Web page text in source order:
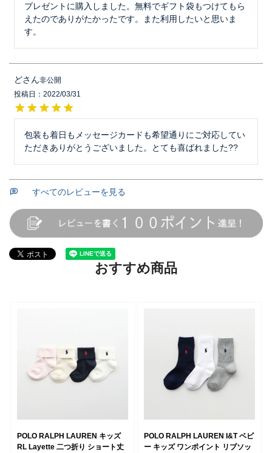
プレゼントに購入しました。無料でギフト袋もつけてもら
えたのでありがたかったです。また利用したいと思いま
す。
ど
非公開
投稿日
2022/03/31
包装も着日もメッセージカードも希望通りにご対応してい
ただきありがとうございました。とても喜ばれました??
すべてのレビューを見る
おすすめ商品
POLO RALPH LAUREN キッズ
RL Layette 二つ折り ショート丈
POLO RALPH LAUREN I&T ベビ
ー キッズ ワンポイント リブソッ